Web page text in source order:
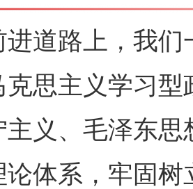
路上，我们
克思主义学习
主义、毛泽东
论体系，牢固